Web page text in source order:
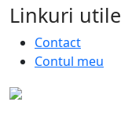
Linkuri utile
Contact
Contul meu